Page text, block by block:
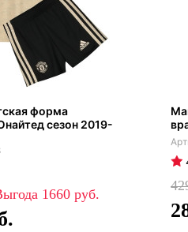
форма
сезон 2019-
1660